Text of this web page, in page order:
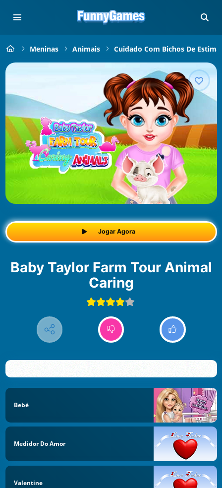
Meninas Animais Cuidado Com Bichos De
Jogar Agora
Baby Taylor Farm Tour Animal
Caring
Bebé
Medidor Do Amor
Valentine